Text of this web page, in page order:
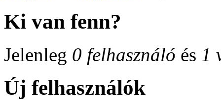
Ki van fenn?
Jelenleg 0 felhasználó és 1
Új felhasználók